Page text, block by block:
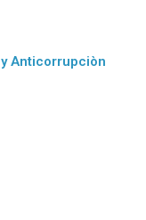
Anticorrupciòn